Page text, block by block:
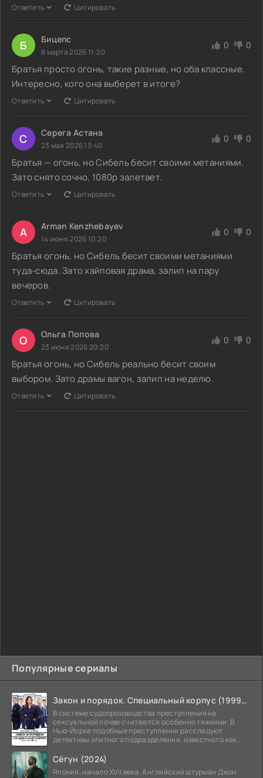
Популярные сериалы
Закон и порядок. Специальный корпус (1999-2026)
В системе судопроизводства преступления на
сексуальной почве считаются особенно тяжкими. В
Нью-Йорке подобные преступления расследуют
детективы элитного подразделения, известного как
Сёгун (2024)
Япония, начало XVII века. Английский штурман Джон
Ответить Цитировать
Б Бицепс
8 марта 2026 11:20
0 0
Братья просто огонь, такие разные, но оба классные.
Интересно, кого она выберет в итоге?
Ответить Цитировать
С Серега Астана
23 мая 2026 13:40
0 0
Братья — огонь, но Сибель бесит своими метаниями.
Зато снято сочно, 1080p залетает.
Ответить Цитировать
A Arman Kenzhebayev
14 июня 2026 10:20
0 0
Братья огонь, но Сибель бесит своими метаниями
туда-сюда. Зато хайповая драма, залип на пару
вечеров.
Ответить Цитировать
О Ольга Попова
23 июня 2026 20:20
0 0
Братья огонь, но Сибель реально бесит своим
выбором. Зато драмы вагон, залип на неделю.
Ответить Цитировать